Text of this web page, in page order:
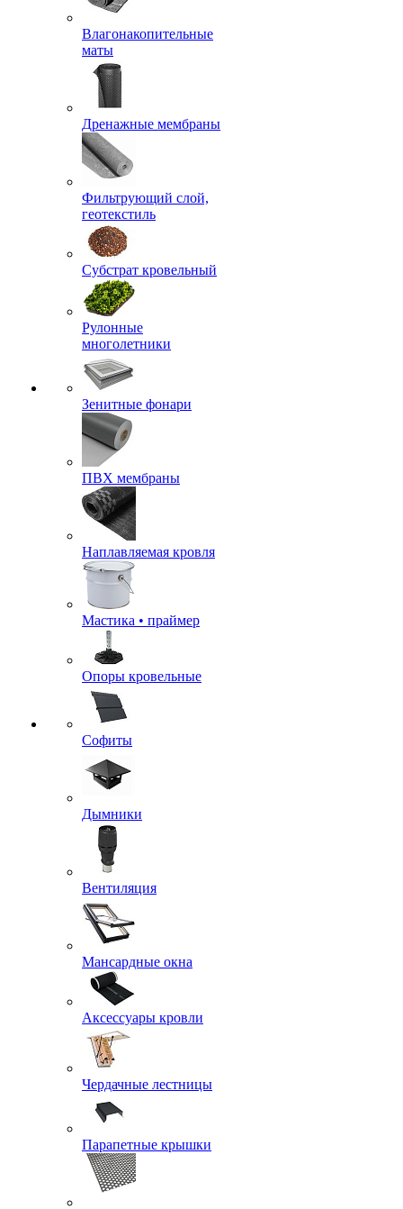
Влагонакопительные
маты
Дренажные мембраны
Фильтрующий слой,
геотекстиль
Субстрат кровельный
Рулонные
многолетники
Зенитные фонари
ПВХ мембраны
Наплавляемая кровля
Мастика • праймер
Опоры кровельные
Софиты
Дымники
Вентиляция
Мансардные окна
Аксессуары кровли
Чердачные лестницы
Парапетные крышки